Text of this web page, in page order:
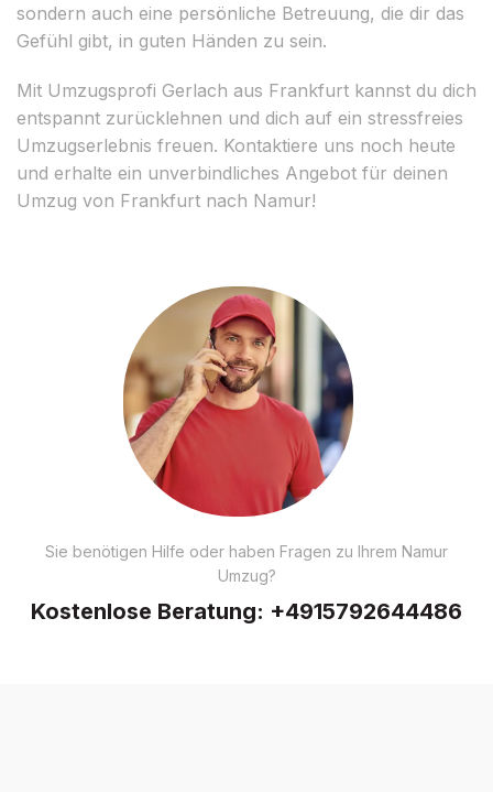
sondern auch eine persönliche Betreuung, die dir das
Gefühl gibt, in guten Händen zu sein.
Mit Umzugsprofi Gerlach aus Frankfurt kannst du dich
entspannt zurücklehnen und dich auf ein stressfreies
Umzugserlebnis freuen. Kontaktiere uns noch heute
und erhalte ein unverbindliches Angebot für deinen
Umzug von Frankfurt nach Namur!
Sie benötigen Hilfe oder haben Fragen zu Ihrem Namur
Umzug?
Kostenlose Beratung: +4915792644486